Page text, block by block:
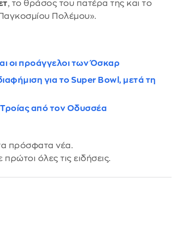
, το θράσος του πατέρα της και το
Πολέμου».
οι προάγγελοι των Όσκαρ
για το Super Bowl, μετά τη
από τον Οδυσσέα
πρόσφατα νέα.
πρώτοι όλες τις ειδήσεις.